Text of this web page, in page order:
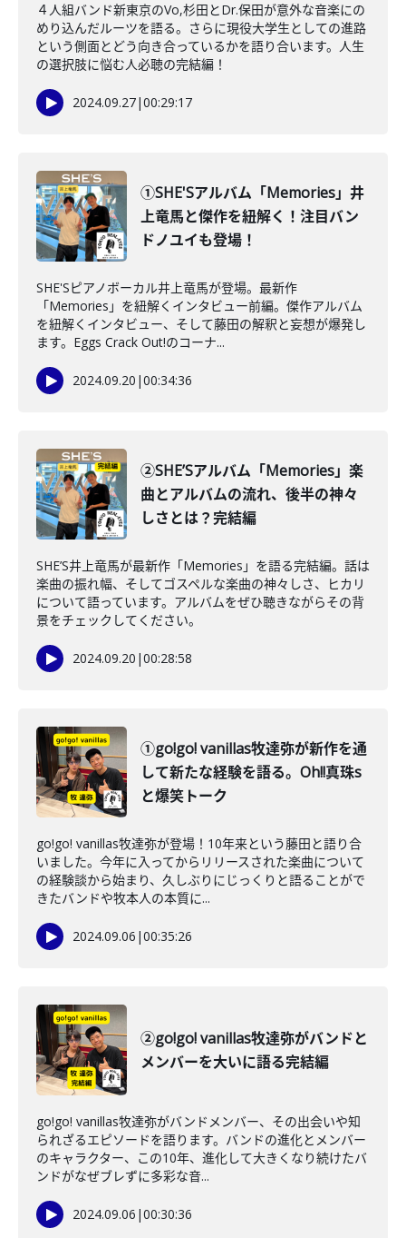
４人組バンド新東京のVo,杉田とDr.保田が意外な音楽にの
めり込んだルーツを語る。さらに現役大学生としての進路
という側面とどう向き合っているかを語り合います。人生
の選択肢に悩む人必聴の完結編！
2024.09.27|00:29:17
①SHE'Sアルバム「Memories」井
上竜馬と傑作を紐解く！注目バン
ドノユイも登場！
SHE'Sピアノボーカル井上竜馬が登場。最新作
「Memories」を紐解くインタビュー前編。傑作アルバム
を紐解くインタビュー、そして藤田の解釈と妄想が爆発し
ます。Eggs Crack Out!のコーナ...
2024.09.20 |00:34:36
②SHE’Sアルバム「Memories」楽
曲とアルバムの流れ、後半の神々
しさとは？完結編
SHE’S井上竜馬が最新作「Memories」を語る完結編。話は
楽曲の振れ幅、そしてゴスペルな楽曲の神々しさ、ヒカリ
について語っています。アルバムをぜひ聴きながらその背
景をチェックしてください。
2024.09.20 |00:28:58
①go!go! vanillas牧達弥が新作を通
して新たな経験を語る。Oh!!真珠s
と爆笑トーク
go!go! vanillas牧達弥が登場！10年来という藤田と語り合
いました。今年に入ってからリリースされた楽曲について
の経験談から始まり、久しぶりにじっくりと語ることがで
きたバンドや牧本人の本質に...
2024.09.06 |00:35:26
②go!go! vanillas牧達弥がバンドと
メンバーを大いに語る完結編
go!go! vanillas牧達弥がバンドメンバー、その出会いや知
られざるエピソードを語ります。バンドの進化とメンバー
のキャラクター、この10年、進化して大きくなり続けたバ
ンドがなぜブレずに多彩な音...
2024.09.06 |00:30:36